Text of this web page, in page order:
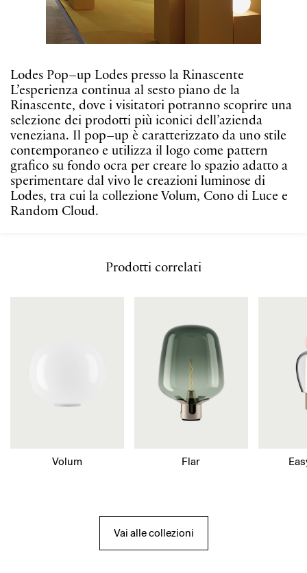
Lodes Pop–up Lodes presso la Rinascente
L’esperienza continua al sesto piano de la
Rinascente, dove i visitatori potranno scoprire una
selezione dei prodotti più iconici dell’azienda
veneziana. Il pop–up è caratterizzato da uno stile
contemporaneo e utilizza il logo come pattern
grafico su fondo ocra per creare lo spazio adatto a
sperimentare dal vivo le creazioni luminose di
Lodes, tra cui la collezione Volum, Cono di Luce e
Random Cloud.
Prodotti correlati
Volum Flar
Vai alle collezioni